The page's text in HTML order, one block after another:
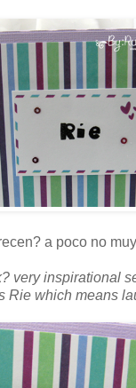
a poco no
very inspirational
Rie which means